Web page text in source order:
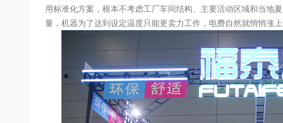
用标准化方案，根本不考虑工厂车间结构、主要活动区域和当地
量，机器为了达到设定温度只能更卖力工作，电费自然就悄悄涨